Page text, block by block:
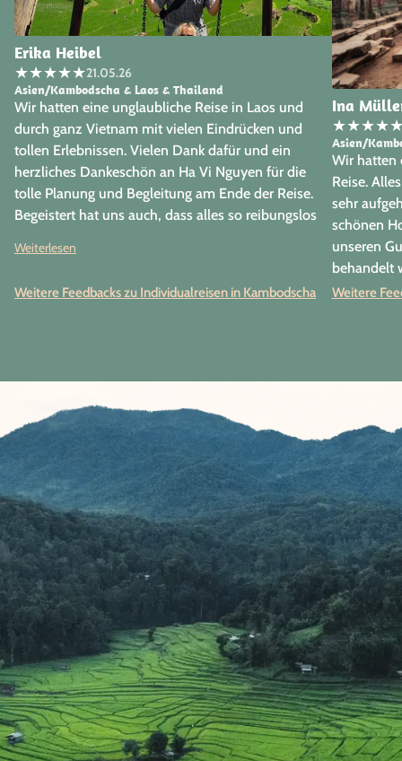
Erika Heibel
★★★★★21.05.26
Asien/Kambodscha & Laos & Thailand
Wir hatten eine unglaubliche Reise in Laos und
durch ganz Vietnam mit vielen Eindrücken und
tollen Erlebnissen. Vielen Dank dafür und ein
herzliches Dankeschön an Ha Vi Nguyen für die
tolle Planung und Begleitung am Ende der Reise.
Begeistert hat uns auch, dass alles so reibungslos
alles. Die gleiche Erfahrung machten wir auch
unterwegs waren, daher würde ich jederzeit wieder
Weiterlesen
Weitere Feedbacks zu Individualreisen in Kambodscha
Ina
★★★★
Asien/
Wir hatten
Reise.
sehr
schönen
unseren
behandelt
Weitere